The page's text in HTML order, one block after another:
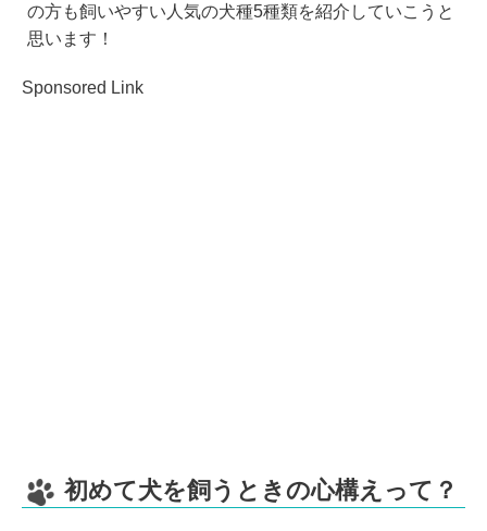
の方も飼いやすい人気の犬種5種類を紹介していこうと
思います！
Sponsored Link
初めて犬を飼うときの心構えって？